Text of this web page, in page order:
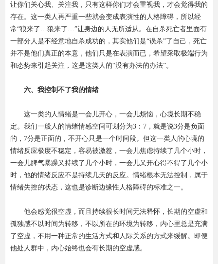
让你们关心我、关注我，只有这样你们才会重视我，才会觉得我的
存在。这一类人再严重一些就会变成表演性的人格障碍，所以经
常“狼来了…狼来了…”让身边的人无所适从。在自杀死亡者里面有
一部分人是不经意地自杀成功的，其实他们是“误杀”了自己，死亡
并不是他们真正的本意，他们只是在表演而已，希望采取极端行为
和态势来引起关注，这是这类人的“没有办法的办法”。
六、我控制不了我的情绪
这一类的人情绪是一会儿开心，一会儿烦恼，心境长期不稳
定。我们一般人的情绪情感空间可划分为3：7，就是说3分是负面
的，7分是正面的，不开心只是一个时间段。但这一类人的心境的
情绪反应极度不稳定，容易被激惹，一会儿焦虑持续了几个小时，
一会儿脾气暴躁又持续了几个小时，一会儿又开心得不得了几个小
时，他的情绪反应不是持续几天的反应。情绪根本无法控制，属于
情绪失控的状态，这也是诊断边缘性人格障碍的标准之一。
他会感觉很空虚，而且持续很长时间无法释怀，长期的空虚和
孤独感不以时间为转移，不以所在的环境为转移，内心里总是充满
了空虚，不用一种正常的生活方式和人际关系的方式来缓解。即便
他处人群中，内心始终也会有长期的空虚感。